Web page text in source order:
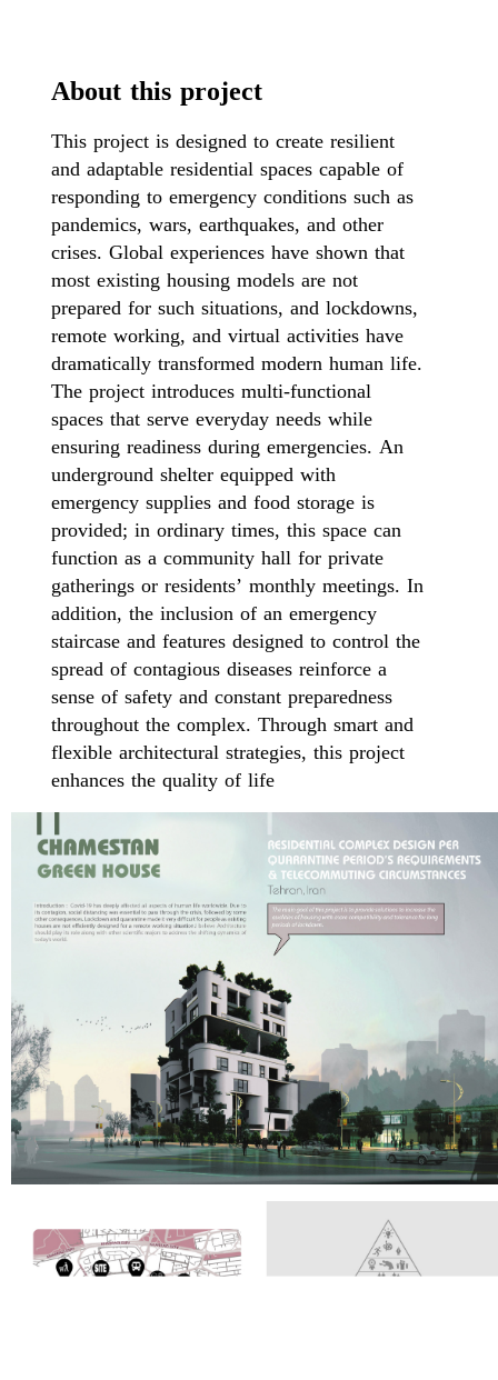
This project is designed to create resilient
and adaptable residential spaces capable of
responding to emergency conditions such as
pandemics, wars, earthquakes, and other
crises. Global experiences have shown that
most existing housing models are not
prepared for such situations, and lockdowns,
remote working, and virtual activities have
dramatically transformed modern human life.
The project introduces multi-functional
spaces that serve everyday needs while
ensuring readiness during emergencies. An
underground shelter equipped with
emergency supplies and food storage is
provided; in ordinary times, this space can
function as a community hall for private
gatherings or residents’ monthly meetings. In
addition, the inclusion of an emergency
staircase and features designed to control the
spread of contagious diseases reinforce a
sense of safety and constant preparedness
throughout the complex. Through smart and
flexible architectural strategies, this project
enhances the quality of life
About this project